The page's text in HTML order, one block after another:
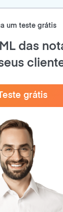
um teste grátis
das
grátis